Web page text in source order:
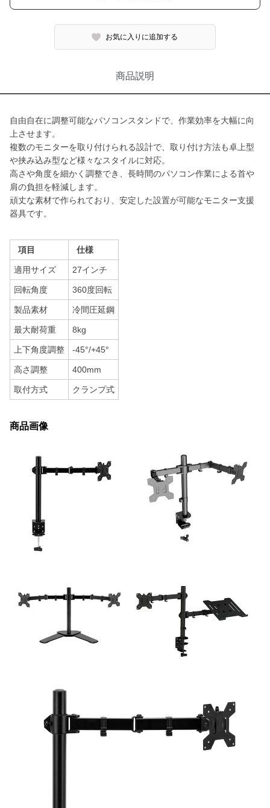
お気に入りに追加する
商品説明
自由自在に調整可能なパソコンスタンドで、作業効率を大幅に向
上させます。
複数のモニターを取り付けられる設計で、取り付け方法も卓上型
や挟み込み型など様々なスタイルに対応。
高さや角度を細かく調整でき、長時間のパソコン作業による首や
肩の負担を軽減します。
頑丈な素材で作られており、安定した設置が可能なモニター支援
器具です。
項目 仕様
適用サイズ 27インチ
回転角度 360度回転
製品素材 冷間圧延鋼
最大耐荷重 8kg
上下角度調整 -45°/+45°
高さ調整 400mm
取付方式 クランプ式
商品画像